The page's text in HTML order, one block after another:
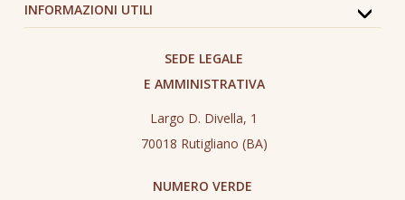
INFORMAZIONI UTILI
SEDE LEGALE
E AMMINISTRATIVA
Largo D. Divella, 1
70018 Rutigliano (BA)
NUMERO VERDE